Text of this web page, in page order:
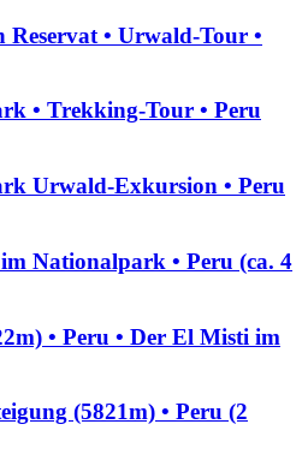
• Urwald-Tour •
• Trekking-Tour • Peru
Urwald-Exkursion • Peru
Nationalpark • Peru (ca. 4
• Peru • Der El Misti im
(5821m) • Peru (2